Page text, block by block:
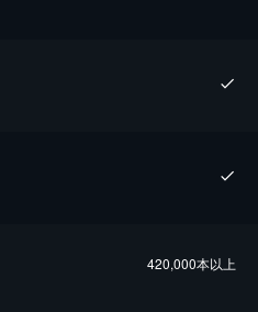
420,000本以上